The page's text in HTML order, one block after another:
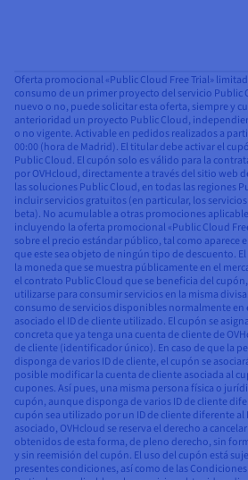
Oferta promocional «Public Cloud Free Trial»
consumo de un primer proyecto del servicio Public
nuevo o no, puede solicitar esta oferta, siempre y
anterioridad un proyecto Public Cloud,
o no vigente. Activable en pedidos realizados a
00:00 (hora de Madrid). El titular debe activar el
Public Cloud. El cupón solo es válido para la
por OVHcloud, directamente a través del sitio web
las soluciones Public Cloud, en todas las regiones
incluir servicios gratuitos (en particular, los
beta). No acumulable a otras promociones
incluyendo la oferta promocional «Public Cloud
sobre el precio estándar público, tal como aparece
que este sea objeto de ningún tipo de descuento.
la moneda que se muestra públicamente en el
el contrato Public Cloud que se beneficia del
utilizarse para consumir servicios en la misma
consumo de servicios disponibles normalmente en
asociado el ID de cliente utilizado. El cupón se
concreta que ya tenga una cuenta de cliente de
de cliente (identificador único). En caso de que la
disponga de varios ID de cliente, el cupón se
posible modificar la cuenta de cliente asociada al
cupones. Así pues, una misma persona física o
cupón, aunque disponga de varios ID de cliente
cupón sea utilizado por un ID de cliente diferente al
asociado, OVHcloud se reserva el derecho a
obtenidos de esta forma, de pleno derecho, sin
y sin reemisión del cupón. El uso del cupón está
presentes condiciones, así como de las